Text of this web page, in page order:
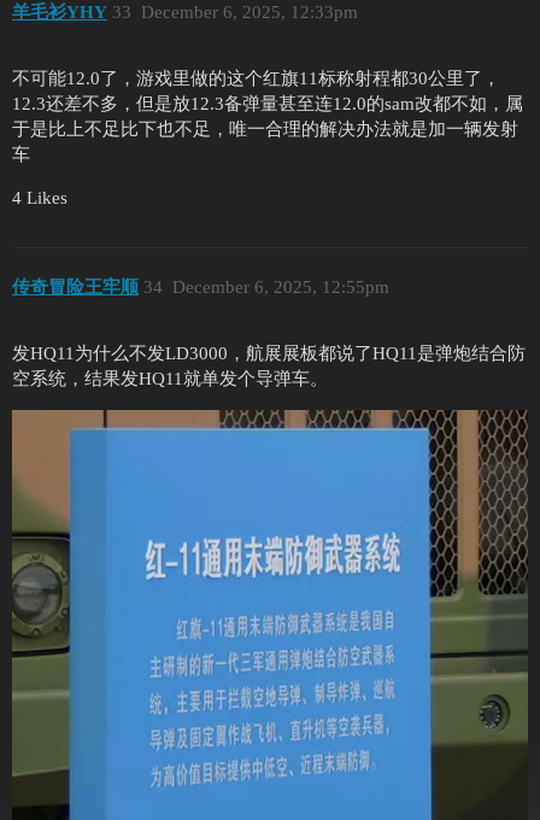
羊毛衫YHY December 6, 2025, 12:33pm
33
不可能12.0了，游戏里做的这个红旗11标称射程都30公里了，
12.3还差不多，但是放12.3备弹量甚至连12.0的sam改都不如，属
于是比上不足比下也不足，唯一合理的解决办法就是加一辆发射
车
4 Likes
传奇冒险王牢顺 December 6, 2025, 12:55pm
34
发HQ11为什么不发LD3000，航展展板都说了HQ11是弹炮结合防
空系统，结果发HQ11就单发个导弹车。